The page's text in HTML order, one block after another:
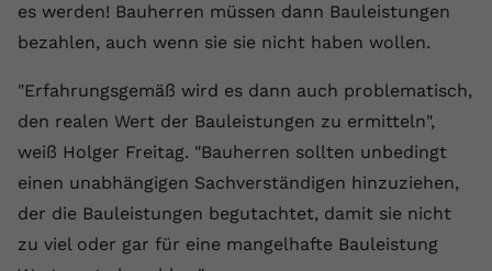
es werden! Bauherren müssen dann Bauleistungen
bezahlen, auch wenn sie sie nicht haben wollen.
"Erfahrungsgemäß wird es dann auch problematisch,
den realen Wert der Bauleistungen zu ermitteln",
weiß Holger Freitag. "Bauherren sollten unbedingt
einen unabhängigen Sachverständigen hinzuziehen,
der die Bauleistungen begutachtet, damit sie nicht
zu viel oder gar für eine mangelhafte Bauleistung